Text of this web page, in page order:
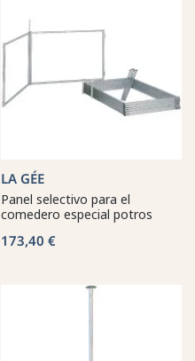
LA GÉE
Panel selectivo para el
comedero especial potros
173,40 €